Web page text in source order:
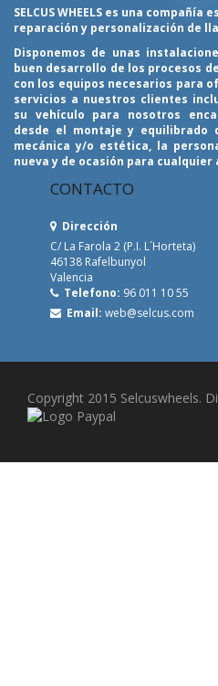
SELCUS WHEELS es una
reparación y personalización de
Disponemos de unas
buen desarrollo de los procesos
con los equipos necesarios para
servicios a nuestros clientes
su vehículo para nosotros
desde el montaje y equilibrado
mecánica y/o estética, la
nueva y de ocasión para
CONTACTO
Dirección
C/ La Farola 2 (P.I. L´Horteta)
46138 Rafelbunyol
Valencia
Telefono: 96 011 10 55
Email: web@selcus.com
Copyright 2015 Selcuswheels.